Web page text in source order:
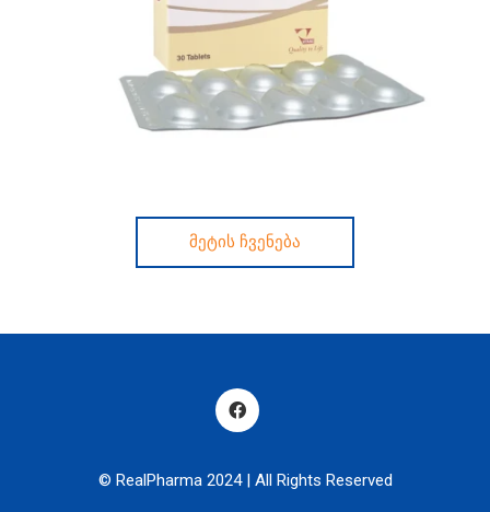
მეტის ჩვენება
© RealPharma 2024 | All Rights Reserved